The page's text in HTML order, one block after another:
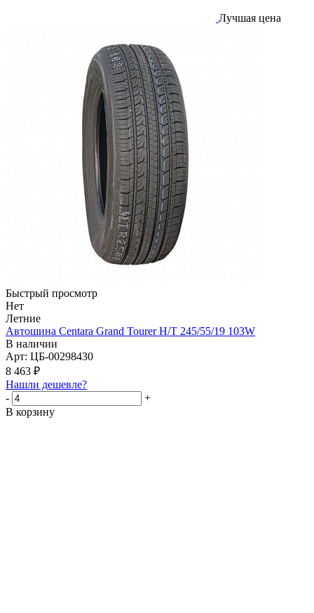
Лучшая цена
Быстрый просмотр
Нет
Летние
Автошина Centara Grand Tourer H/T 245/55/19 103W
В наличии
Арт: ЦБ-00298430
8 463 ₽
Нашли дешевле?
-
+
В корзину